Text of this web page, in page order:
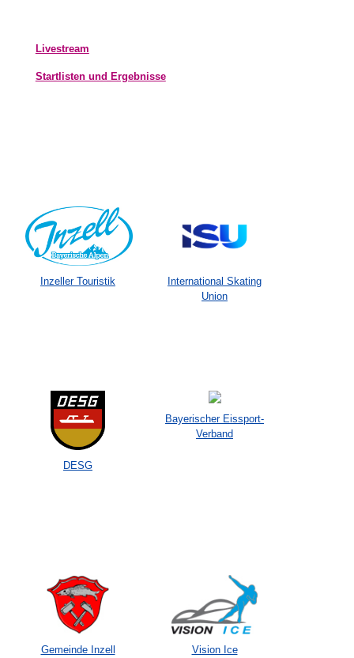
Livestream
Startlisten und Ergebnisse
Inzeller Touristik
International Skating
Union
DESG
Bayerischer Eissport-
Verband
Gemeinde Inzell Vision Ice